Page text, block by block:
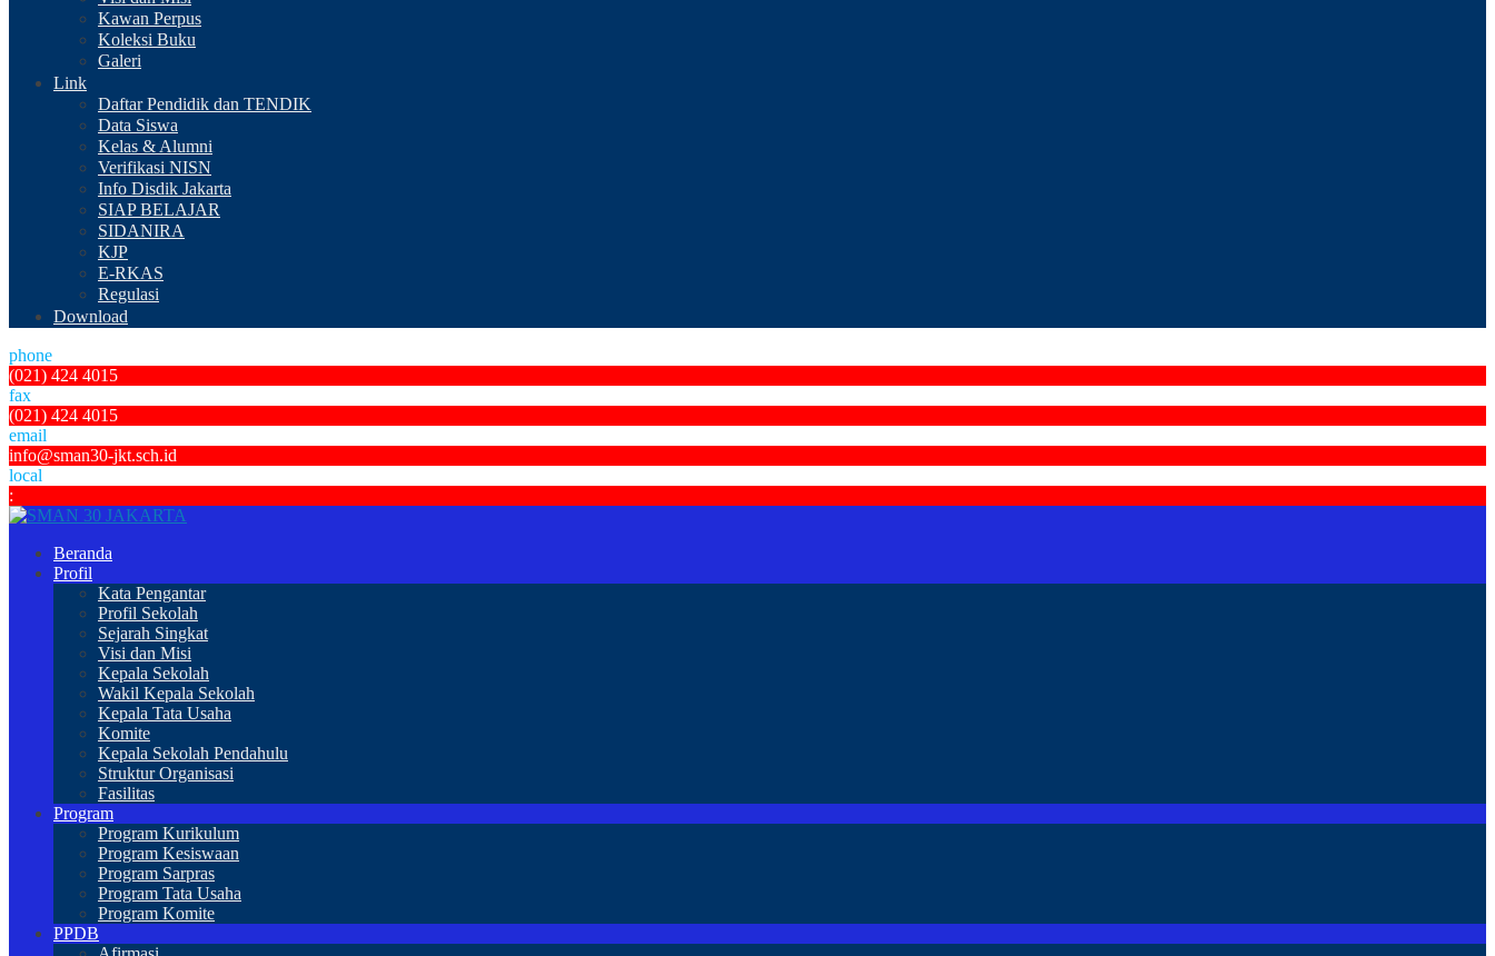
Kawan Perpus
Koleksi Buku
Galeri
Link
Daftar Pendidik dan TENDIK
Data Siswa
Kelas & Alumni
Verifikasi NISN
Info Disdik Jakarta
SIAP BELAJAR
SIDANIRA
KJP
E-RKAS
Regulasi
Download
phone
(021) 424 4015
fax
(021) 424 4015
email
info@sman30-jkt.sch.id
local
:
Beranda
Profil
Kata Pengantar
Profil Sekolah
Sejarah Singkat
Visi dan Misi
Kepala Sekolah
Wakil Kepala Sekolah
Kepala Tata Usaha
Komite
Kepala Sekolah Pendahulu
Struktur Organisasi
Fasilitas
Program
Program Kurikulum
Program Kesiswaan
Program Sarpras
Program Tata Usaha
Program Komite
PPDB